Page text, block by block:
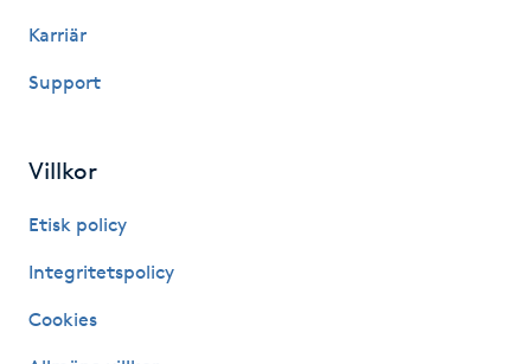
Gua Sha-massage
Hatha Yoga
Headspa
Karriär
Support
Villkor
Etisk policy
Integritetspolicy
Cookies